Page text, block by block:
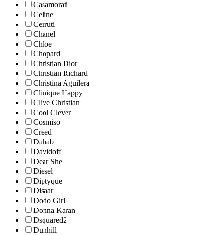
Casamorati
Celine
Cerruti
Chanel
Chloe
Chopard
Christian Dior
Christian Richard
Christina Aguilera
Clinique Happy
Clive Christian
Cool Clever
Cosmiso
Creed
Dahab
Davidoff
Dear She
Diesel
Diptyque
Disaar
Dodo Girl
Donna Karan
Dsquared2
Dunhill